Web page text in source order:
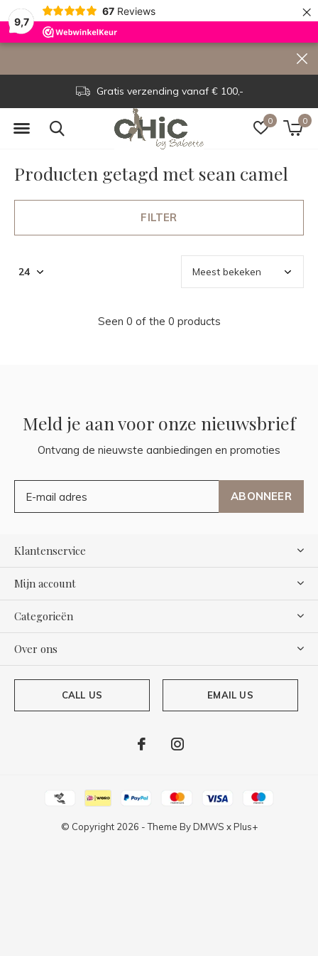
9,7
67 Reviews ×
0 0
Gratis verzending vanaf € 100,-
Producten getagd met sean camel
FILTER
Seen 0 of the 0 products
Meld je aan voor onze nieuwsbrief
Ontvang de nieuwste aanbiedingen en promoties
ABONNEER
Klantenservice
Mijn account
Categorieën
Over ons
CALL US EMAIL US
© Copyright 2026 - Theme ByDMWS xPlus+